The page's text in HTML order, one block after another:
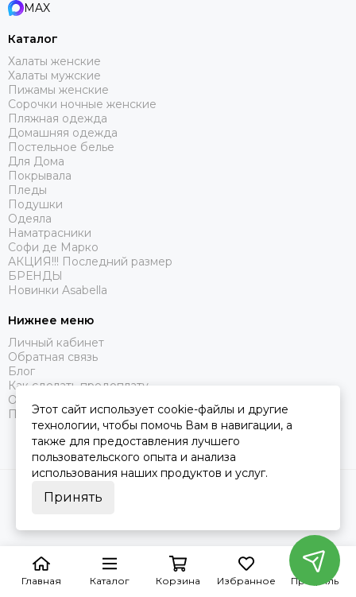
MAX
Каталог
Халаты женские
Халаты мужские
Пижамы женские
Сорочки ночные женские
Пляжная одежда
Домашняя одежда
Постельное белье
Для Дома
Покрывала
Пледы
Подушки
Одеяла
Наматрасники
Софи де Марко
АКЦИЯ!!! Последний размер
БРЕНДЫ
Новинки Asabella
Нижнее меню
Личный кабинет
Обратная связь
Блог
Как сделать предоплату
Оферта
Политика конфиденциальности
2026 © Царство Сна.
Главная Каталог Корзина Избранное Профиль
Этот сайт использует cookie-файлы и другие
технологии, чтобы помочь Вам в навигации, а
также для предоставления лучшего
пользовательского опыта и анализа
использования наших продуктов и услуг.
Принять